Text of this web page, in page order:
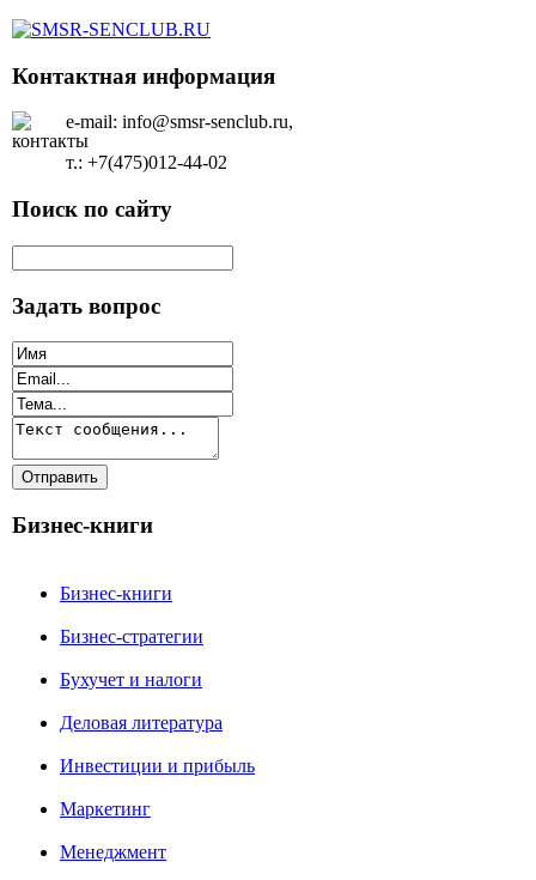
Контактная информация
e-mail: info@smsr-senclub.ru,
т.: +7(475)012-44-02
Поиск по сайту
Задать вопрос
Бизнес-книги
Бизнес-книги
Бизнес-стратегии
Бухучет и налоги
Деловая литература
Инвестиции и прибыль
Маркетинг
Менеджмент